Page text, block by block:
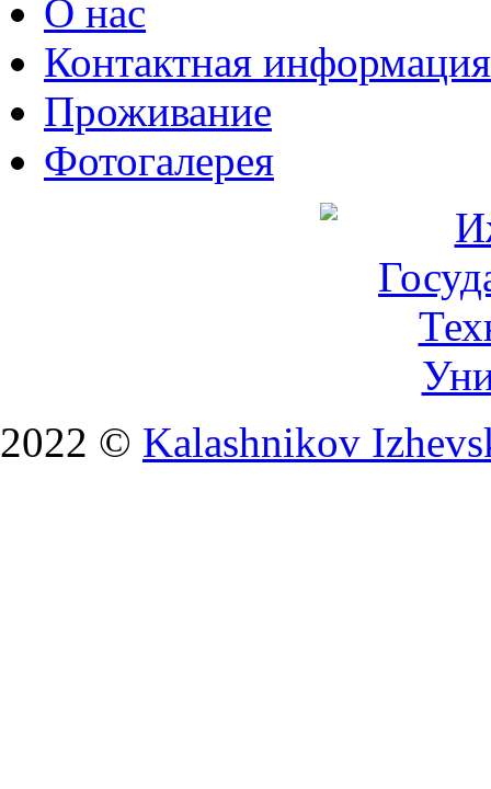
О нас
Контактная информация
Проживание
Фотогалерея
2022 © Kalashnikov